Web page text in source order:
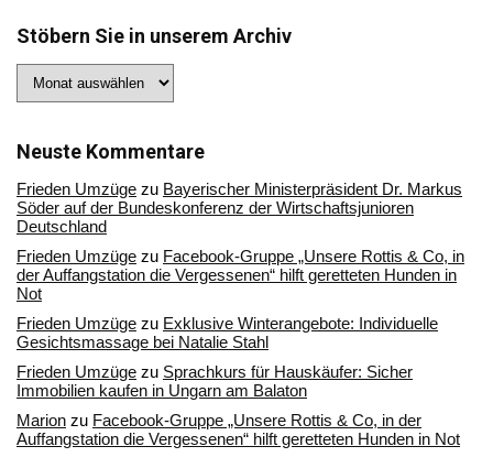
Stöbern Sie in unserem Archiv
Sie
Archiv
Neuste Kommentare
Frieden Umzüge zu Bayerischer Ministerpräsident Dr. Markus
Söder auf der Bundeskonferenz der Wirtschaftsjunioren
Deutschland
Frieden Umzüge zu Facebook-Gruppe „Unsere Rottis & Co, in
der Auffangstation die Vergessenen“ hilft geretteten Hunden in
Not
Frieden Umzüge zu Exklusive Winterangebote: Individuelle
Gesichtsmassage bei Natalie Stahl
Frieden Umzüge zu Sprachkurs für Hauskäufer: Sicher
Immobilien kaufen in Ungarn am Balaton
Marion zu Facebook-Gruppe „Unsere Rottis & Co, in der
Auffangstation die Vergessenen“ hilft geretteten Hunden in Not